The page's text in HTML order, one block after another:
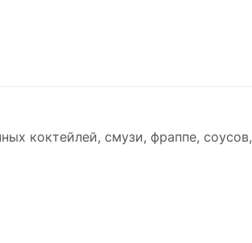
коктейлей, смузи, фраппе, соусов,